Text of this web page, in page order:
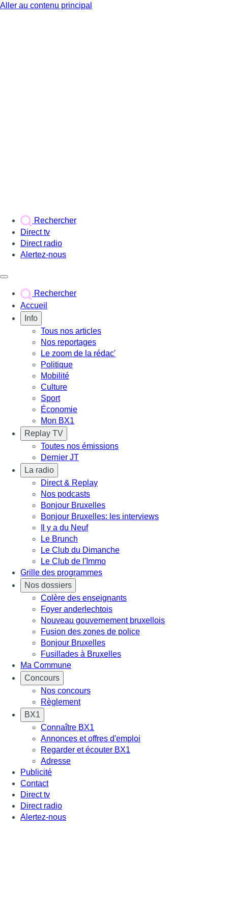
Aller au contenu principal
Rechercher
Direct tv
Direct radio
Alertez-nous
Rechercher
Accueil
Info
Tous nos articles
Nos reportages
Le zoom de la rédac'
Politique
Mobilité
Culture
Sport
Économie
Mon BX1
Replay TV
Toutes nos émissions
Dernier JT
La radio
Direct & Replay
Nos podcasts
Bonjour Bruxelles
Bonjour Bruxelles: les interviews
Il y a du Neuf
Le Brunch
Le Club du Dimanche
Le Club de l'Immo
Grille des programmes
Nos dossiers
Colère des enseignants
Foyer anderlechtois
Nouveau gouvernement bruxellois
Fusion des zones de police
Bonjour Bruxelles
Fusillades à Bruxelles
Ma Commune
Concours
Nos concours
Règlement
BX1
Connaître BX1
Annonces et offres d'emploi
Regarder et écouter BX1
Adresse
Publicité
Contact
Direct tv
Direct radio
Alertez-nous